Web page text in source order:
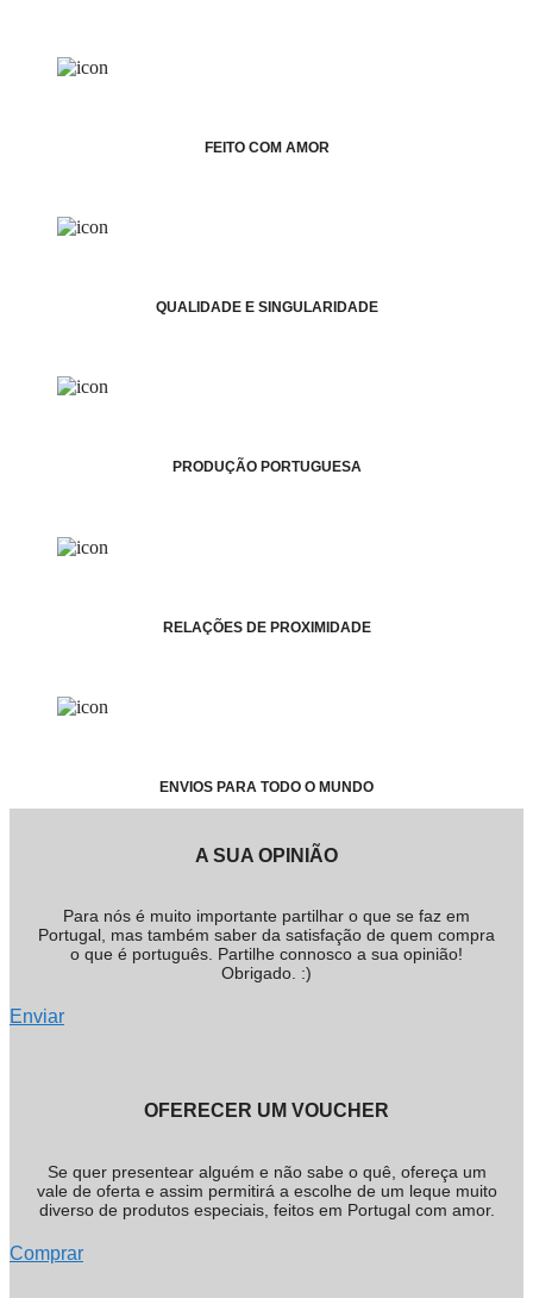
FEITO COM AMOR
QUALIDADE E SINGULARIDADE
PRODUÇÃO PORTUGUESA
RELAÇÕES DE PROXIMIDADE
ENVIOS PARA TODO O MUNDO
A SUA OPINIÃO
Para nós é muito importante partilhar o que se faz em
Portugal, mas também saber da satisfação de quem compra
o que é português. Partilhe connosco a sua opinião!
Obrigado. :)
Enviar
OFERECER UM VOUCHER
Se quer presentear alguém e não sabe o quê, ofereça um
vale de oferta e assim permitirá a escolhe de um leque muito
diverso de produtos especiais, feitos em Portugal com amor.
Comprar